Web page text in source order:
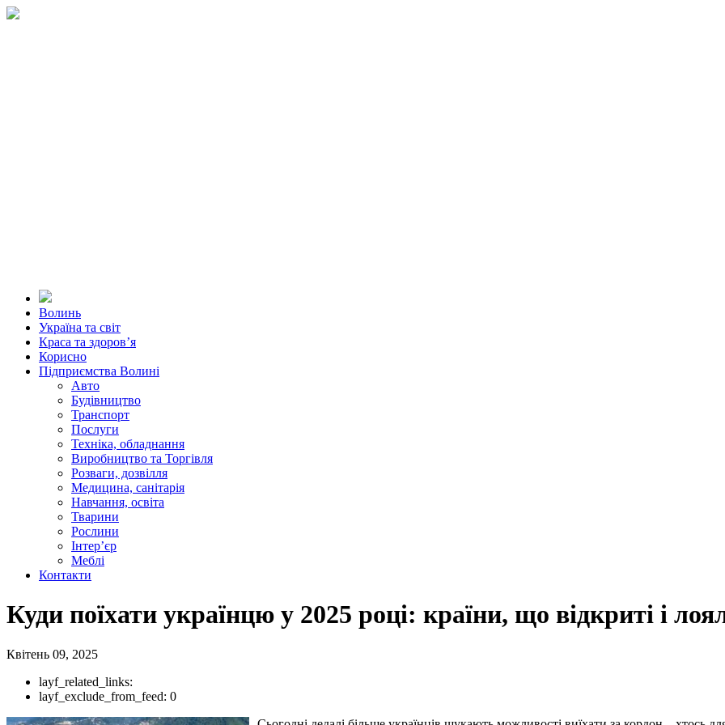
Волинь
Україна та світ
Краса та здоров’я
Корисно
Підприємства Волині
Авто
Будівництво
Транспорт
Послуги
Техніка, обладнання
Виробництво та Торгівля
Розваги, дозвілля
Медицина, санітарія
Навчання, освіта
Тварини
Рослини
Інтер’єр
Меблі
Контакти
Куди поїхати українцю у 2025 році: країни, що відкриті і
Квітень 09, 2025
layf_related_links:
layf_exclude_from_feed: 0